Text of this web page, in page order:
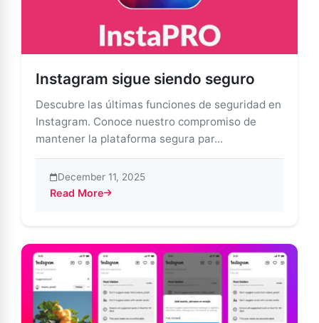
Instagram sigue siendo seguro
Descubre las últimas funciones de seguridad en
Instagram. Conoce nuestro compromiso de
mantener la plataforma segura par...
December 11, 2025
Read More
about Instagram sigue siendo seguro